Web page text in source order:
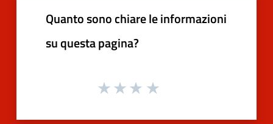
Quanto sono chiare le informazioni
su questa pagina?